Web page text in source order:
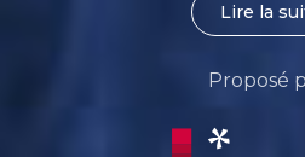
Lire la
Proposé